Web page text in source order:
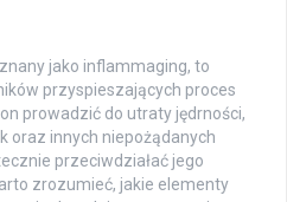
jako inflammaging, to
przyspieszających proces
prowadzić do utraty jędrności,
oraz innych niepożądanych
przeciwdziałać jego
zrozumieć, jakie elementy